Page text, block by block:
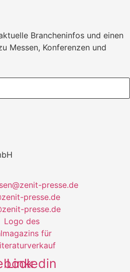
Brancheninfos und einen
Messen, Konferenzen und
presse.de
presse.de
presse.de
Linkedin